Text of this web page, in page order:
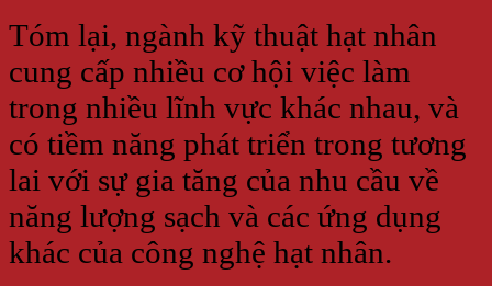
Tóm lại, ngành kỹ thuật hạt nhân
cung cấp nhiều cơ hội việc làm
trong nhiều lĩnh vực khác nhau, và
có tiềm năng phát triển trong tương
lai với sự gia tăng của nhu cầu về
năng lượng sạch và các ứng dụng
khác của công nghệ hạt nhân.